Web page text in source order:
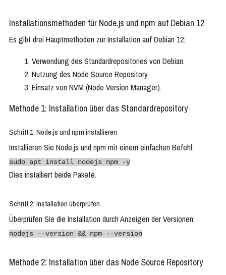
Installationsmethoden für Node.js und npm auf Debian 12
Es gibt drei Hauptmethoden zur Installation auf Debian 12:
Verwendung des Standardrepositories von Debian.
Nutzung des Node Source Repository.
Einsatz von NVM (Node Version Manager).
Methode 1: Installation über das Standardrepository
Schritt 1: Node.js und npm installieren
Installieren Sie Node.js und npm mit einem einfachen Befehl:
sudo apt install nodejs npm -y
Dies installiert beide Pakete.
Schritt 2: Installation überprüfen
Überprüfen Sie die Installation durch Anzeigen der Versionen:
nodejs --version && npm --version
Methode 2: Installation über das Node Source Repository